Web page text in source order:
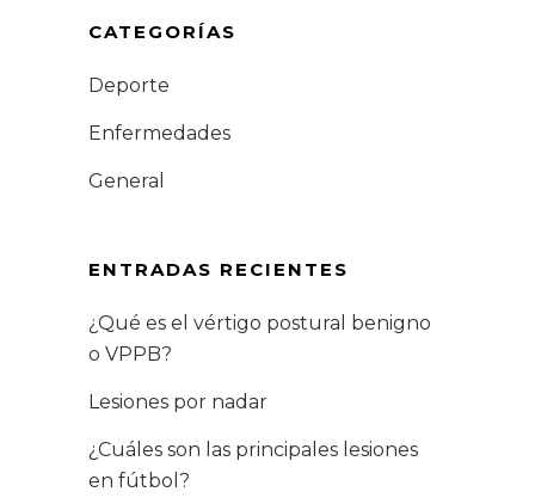
CATEGORÍAS
Deporte
Enfermedades
General
ENTRADAS RECIENTES
¿Qué es el vértigo postural benigno
o VPPB?
Lesiones por nadar
¿Cuáles son las principales lesiones
en fútbol?